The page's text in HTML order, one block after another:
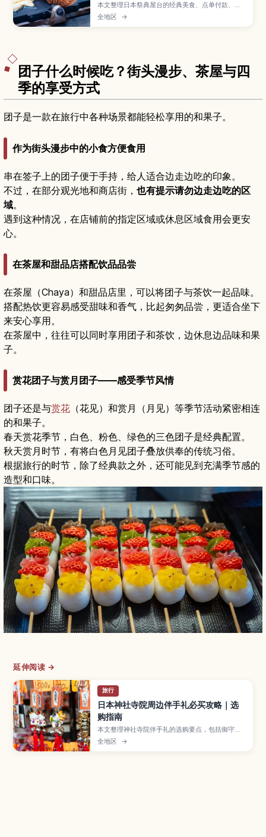
本文整理日本祭典屋台的经典美食、点单付款、边
走边吃礼仪与垃圾处理要点，方便新手轻松逛吃。
全地区 →
团子什么时候吃？街头漫步、茶屋与四
季的享受方式
团子是一款在旅行中各种场景都能轻松享用的和果子。
作为街头漫步中的小食方便食用
串在签子上的团子便于手持，给人适合边走边吃的印象。
不过，在部分观光地和商店街， 也有提示请勿边走边吃的区
域。
遇到这种情况，在店铺前的指定区域或休息区域食用会更安
心。
在茶屋和甜品店搭配饮品品尝
在茶屋（Chaya）和甜品店里，可以将团子与茶饮一起品味。
搭配热饮更容易感受甜味和香气，比起匆匆品尝，更适合坐下
来安心享用。
在茶屋中，往往可以同时享用团子和茶饮，边休息边品味和果
子。
赏花团子与赏月团子——感受季节风情
团子还是与赏花 （花见）和赏月（月见）等季节活动紧密相连
的和果子。
春天赏花季节，白色、粉色、绿色的三色团子是经典配置。
秋天赏月时节，有将白色月见团子叠放供奉的传统习俗。
根据旅行的时节，除了经典款之外，还可能见到充满季节感的
造型和口味。
延伸阅读 →
旅行
日本神社寺院周边伴手礼必买攻略｜选
购指南
本文整理神社寺院伴手礼的选购要点，包括御守、
达摩等常见品项，以及店铺礼节与打包注意事项。
全地区 →